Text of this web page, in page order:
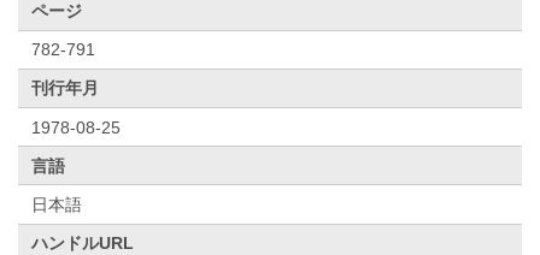
ページ
782-791
刊行年月
1978-08-25
言語
日本語
ハンドルURL